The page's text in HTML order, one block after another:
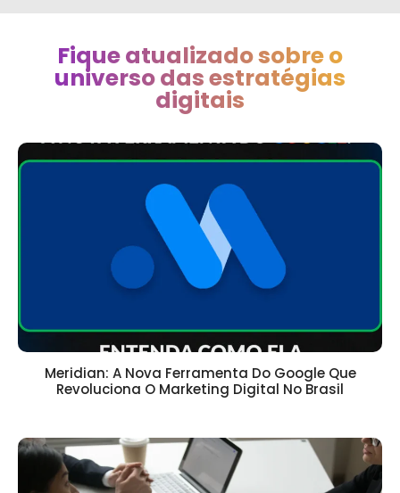
Fique atualizado sobre o
universo das estratégias
digitais
Meridian: A Nova Ferramenta Do Google Que
Revoluciona O Marketing Digital No Brasil